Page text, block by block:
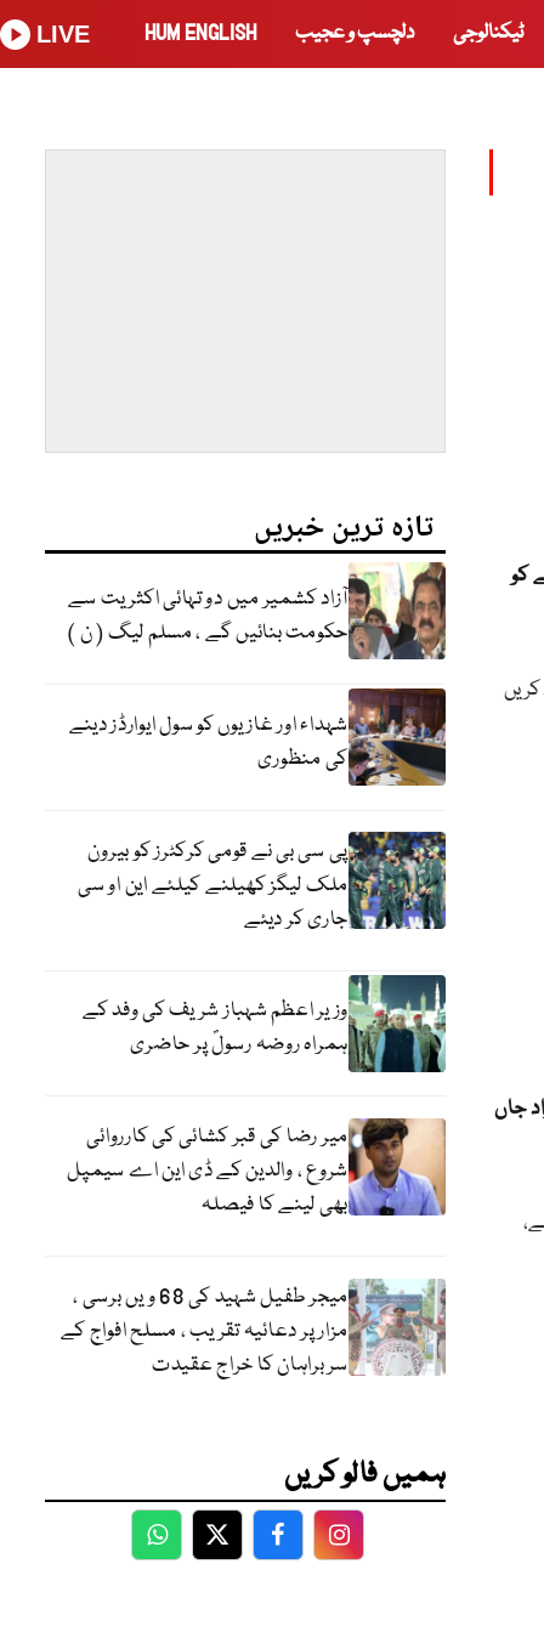
ٹیکنالوجی دلچسپ و عجیب HUM ENGLISH
LIVE
کو
کی قلت، پُرتشدد واقعات میں 49 افراد جاں
تازہ ترین خبریں
آزاد کشمیر میں دو تہائی اکثریت سے
حکومت بنائیں گے ، مسلم لیگ ( ن )
شہداء اور غازیوں کو سول ایوارڈز دینے
کی منظوری
پی سی بی نے قومی کرکٹرز کو بیرون
ملک لیگز کھیلنے کیلئے این او سی
جاری کر دیئے
وزیر اعظم شہباز شریف کی وفد کے
ہمراہ روضہ رسولؐ پر حاضری
میر رضا کی قبر کشائی کی کارروائی
شروع ، والدین کے ڈی این اے سیمپل
بھی لینے کا فیصلہ
میجر طفیل شہید کی 68 ویں برسی ،
مزار پر دعائیہ تقریب ، مسلح افواج کے
سربراہان کا خراج عقیدت
ہمیں فالو کریں
WhatsApp
TwitterFacebookFacebook